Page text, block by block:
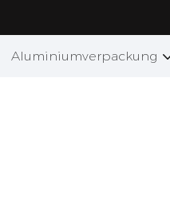
Aluminiumverpackung